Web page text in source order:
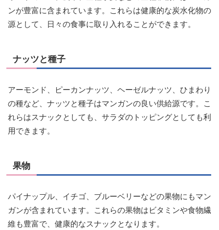
ンが豊富に含まれています。これらは健康的な炭水化物の
源として、日々の食事に取り入れることができます。
ナッツと種子
アーモンド、ピーカンナッツ、ヘーゼルナッツ、ひまわり
の種など、ナッツと種子はマンガンの良い供給源です。こ
れらはスナックとしても、サラダのトッピングとしても利
用できます。
果物
パイナップル、イチゴ、ブルーベリーなどの果物にもマン
ガンが含まれています。これらの果物はビタミンや食物繊
維も豊富で、健康的なスナックとなります。